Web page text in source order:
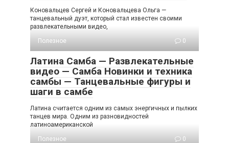
Коновальцев Сергей и Коновальцева Ольга —
танцевальный дуэт, который стал известен своими
развлекательными видео,
Полезное
0
Латина Самба — Развлекательные
видео — Самба Новинки и техника
самбы — Танцевальные фигуры и
шаги в самбе
Латина считается одним из самых энергичных и пылких
танцев мира. Одним из разновидностей
латиноамериканской
Полезное
0